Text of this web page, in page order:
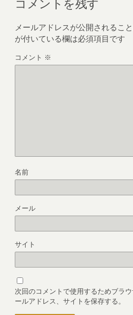
メールアドレスが公開されること
が付いている欄は必須項目です
コメント ※
名前
メール
サイト
次回のコメントで使用するためブラ
ールアドレス、サイトを保存する。